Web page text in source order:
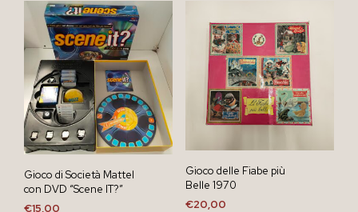
Gioco di Società Mattel
con DVD “Scene IT?”
€15,00
Gioco delle Fiabe più
Belle 1970
€20,00